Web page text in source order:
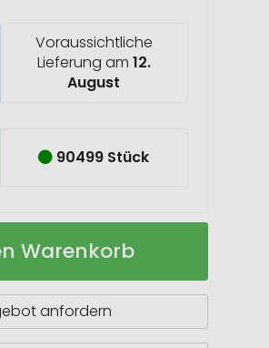
Voraussichtliche
Lieferung am 12.
August
90499 Stück
Warenkorb
anfordern